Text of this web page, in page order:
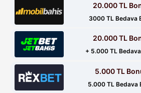
20.000 TL
3000 TL Bedava
20.000 TL
+ 5.000 TL
5.000 TL
5.000 TL Bedava